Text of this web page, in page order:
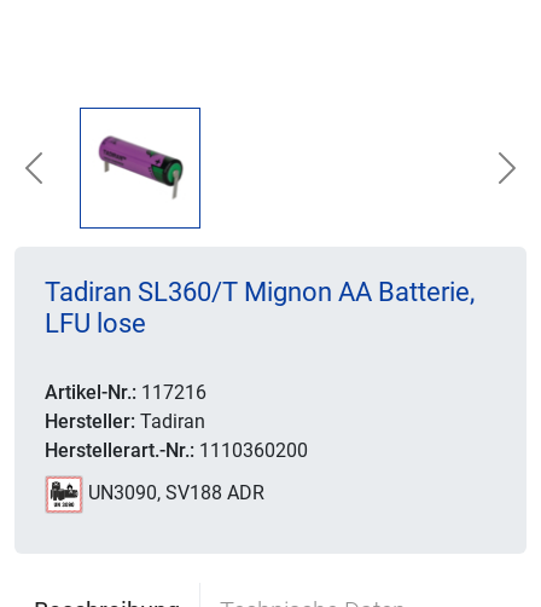
Previous
Tadiran SL360/T Mignon AA Batterie,
LFU lose
Artikel-Nr.: 117216
Hersteller: Tadiran
Herstellerart.-Nr.: 1110360200
UN3090, SV188 ADR